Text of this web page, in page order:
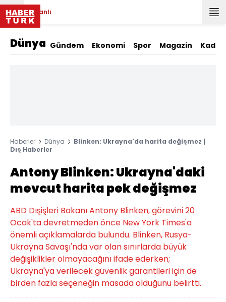
Canlı
Dünya Gündem Ekonomi Spor Magazin Kadın
Haberler Dünya
Blinken: Ukrayna'da harita değişmez |
Dış Haberler
Antony Blinken: Ukrayna'daki
mevcut harita pek değişmez
ABD Dışişleri Bakanı Antony Blinken, görevini 20
Ocak'ta devretmeden önce New York Times'a
önemli açıklamalarda bulundu. Blinken, Rusya-
Ukrayna Savaşı'nda var olan sınırlarda büyük
değişiklikler olmayacağını ifade ederken;
Ukrayna'ya verilecek güvenlik garantileri için de
birden fazla seçeneğin masada olduğunu belirtti.